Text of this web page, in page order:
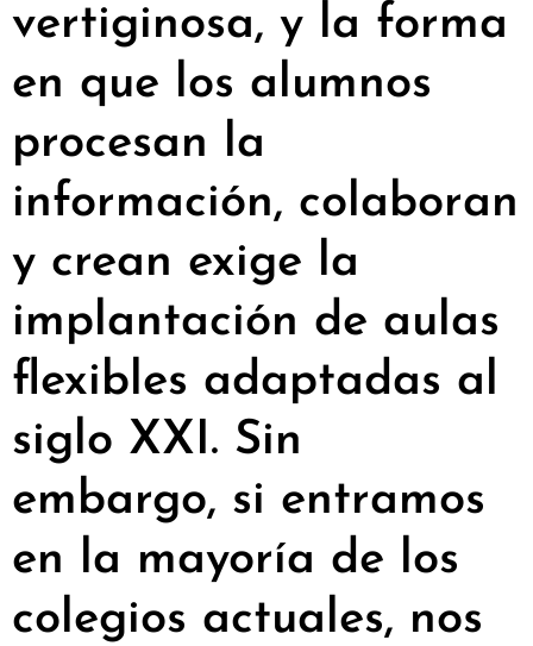
vertiginosa, y la forma
en que los alumnos
procesan la
información, colaboran
y crean exige la
implantación de aulas
flexibles adaptadas al
siglo XXI. Sin
embargo, si entramos
en la mayoría de los
colegios actuales, nos